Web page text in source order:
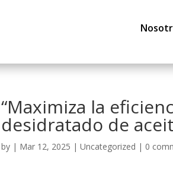
“Maximiza la
desidratado de
by | Mar 12, 2025 | Uncategorized | 0